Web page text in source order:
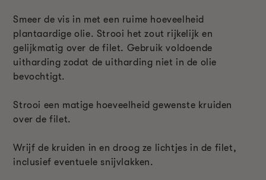
Smeer de vis in met een ruime hoeveelheid
plantaardige olie. Strooi het zout rijkelijk en
gelijkmatig over de filet. Gebruik voldoende
uitharding zodat de uitharding niet in de olie
bevochtigt.
Strooi een matige hoeveelheid gewenste kruiden
over de filet.
Wrijf de kruiden in en droog ze lichtjes in de filet,
inclusief eventuele snijvlakken.